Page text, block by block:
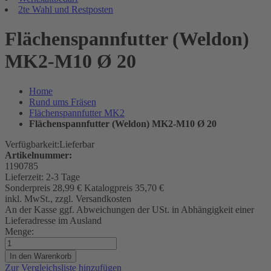
2te Wahl und Restposten
Flächenspannfutter (Weldon)
MK2-M10 Ø 20
Home
Rund ums Fräsen
Flächenspannfutter MK2
Flächenspannfutter (Weldon) MK2-M10 Ø 20
Verfügbarkeit:Lieferbar
Artikelnummer:
1190785
Lieferzeit: 2-3 Tage
Sonderpreis 28,99 € Katalogpreis 35,70 €
inkl. MwSt., zzgl. Versandkosten
An der Kasse ggf. Abweichungen der USt. in Abhängigkeit einer
Lieferadresse im Ausland
Menge:
In den Warenkorb
Zur Vergleichsliste hinzufügen